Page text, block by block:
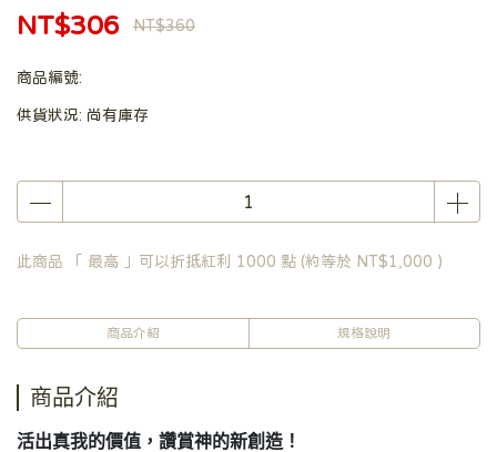
NT$306 NT$360
商品編號:
供貨狀況: 尚有庫存
此商品 「 最高 」可以折抵紅利 1000 點 (約等於 NT$1,000 )
商品介紹 規格說明
商品介紹
活出真我的價值，讚賞神的新創造！